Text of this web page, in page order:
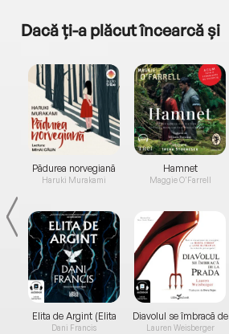
Dacă ți-a plăcut încearcă și
Pădurea norvegiană
Haruki Murakami
Elita de Argint (Elita
de...
Dani Francis
Hamnet
Maggie O'Farrell
Diavolul se îmbracă de
la...
Lauren Weisberger